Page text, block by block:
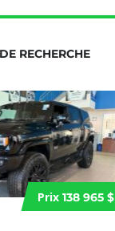
RECHERCHE
Prix 138 965 $